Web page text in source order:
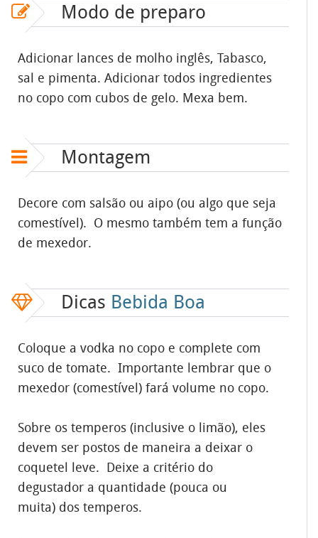
Modo de preparo
Adicionar lances de molho inglês, Tabasco,
sal e pimenta. Adicionar todos ingredientes
no copo com cubos de gelo. Mexa bem.
Montagem
Decore com salsão ou aipo (ou algo que seja
comestível). O mesmo também tem a função
de mexedor.
Dicas Bebida Boa
Coloque a vodka no copo e complete com
suco de tomate. Importante lembrar que o
mexedor (comestível) fará volume no copo.
Sobre os temperos (inclusive o limão), eles
devem ser postos de maneira a deixar o
coquetel leve. Deixe a critério do
degustador a quantidade (pouca ou
muita) dos temperos.